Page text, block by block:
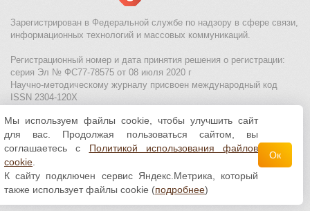
Зарегистрирован в Федеральной службе по надзору в сфере связи,
информационных технологий и массовых коммуникаций.
Регистрационный номер и дата принятия решения о регистрации:
серия Эл № ФС77-78575 от 08 июля 2020 г
Научно-методическому журналу присвоен международный код
ISSN 2304-120X
МЦИТО|Школьные олимпиады и онлайн конкурсы для детей
Политика использования файлов cookie| Политика обработки и
защиты персональных данных
Все материалы доступны полицензии Creative
Commons С указанием авторства 4.0 Всемирная
Мы используем файлы cookie, чтобы улучшить сайт
для вас. Продолжая пользоваться сайтом, вы
соглашаетесь с Политикой использования файлов
cookie
К сайту подключен сервис Яндекс.Метрика, который
также использует файлы cookie (подробнее)
Ок